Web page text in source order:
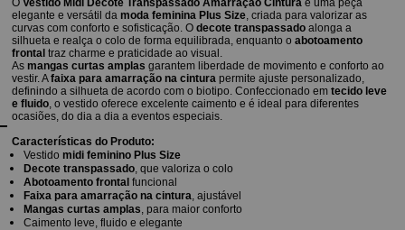
OVestido Midi Decote Transpassado Amarração Cintura é uma peça
elegante e versátil damoda feminina Plus Size, criada para valorizar as
curvas com conforto e sofisticação. Odecote transpassado alonga a
silhueta e realça o colo de forma equilibrada, enquanto oabotoamento
frontal traz charme e praticidade ao visual.
Asmangas curtas amplas garantem liberdade de movimento e conforto ao
vestir. Afaixa para amarração na cintura permite ajuste personalizado,
definindo a silhueta de acordo com o biotipo. Confeccionado emtecido leve
e fluido, o vestido oferece excelente caimento e é ideal para diferentes
ocasiões, do dia a dia a eventos especiais.
Características do Produto:
Vestidomidi feminino Plus Size
Decote transpassado, que valoriza o colo
Abotoamento frontal funcional
Faixa para amarração na cintura, ajustável
Mangas curtas amplas, para maior conforto
Caimento leve, fluido e elegante